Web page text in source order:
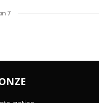
7